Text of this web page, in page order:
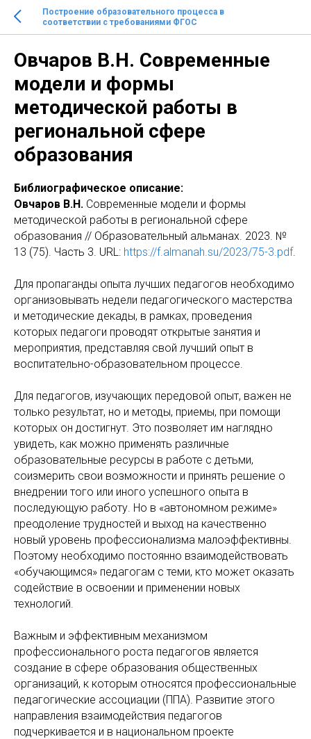
Построение образовательного процесса в
соответствии с требованиями ФГОС
Овчаров В.Н. Современные
модели и формы
методической работы в
региональной сфере
образования
Библиографическое описание:
Овчаров В.Н. Современные модели и формы
методической работы в региональной сфере
образования // Образовательный альманах. 2023. №
13 (75). Часть 3. URL: https://f.almanah.su/2023/75-3.pdf.
Для пропаганды опыта лучших педагогов необходимо
организовывать недели педагогического мастерства
и методические декады, в рамках, проведения
которых педагоги проводят открытые занятия и
мероприятия, представляя свой лучший опыт в
воспитательно-образовательном процессе.
Для педагогов, изучающих передовой опыт, важен не
только результат, но и методы, приемы, при помощи
которых он достигнут. Это позволяет им наглядно
увидеть, как можно применять различные
образовательные ресурсы в работе с детьми,
соизмерить свои возможности и принять решение о
внедрении того или иного успешного опыта в
последующую работу. Но в «автономном режиме»
преодоление трудностей и выход на качественно
новый уровень профессионализма малоэффективны.
Поэтому необходимо постоянно взаимодействовать
«обучающимся» педагогам с теми, кто может оказать
содействие в освоении и применении новых
технологий.
Важным и эффективным механизмом
профессионального роста педагогов является
создание в сфере образования общественных
организаций, к которым относятся профессиональные
педагогические ассоциации (ППА). Развитие этого
направления взаимодействия педагогов
подчеркивается и в национальном проекте